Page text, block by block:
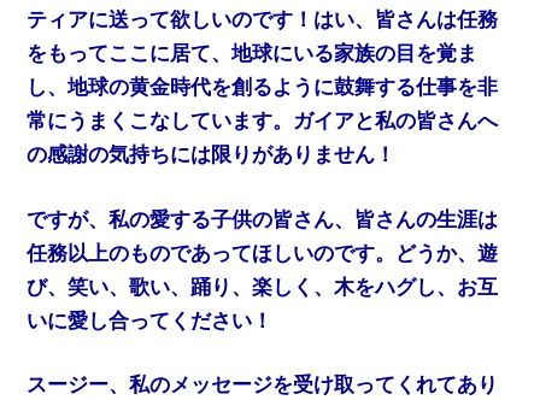
ティアに送って欲しいのです！はい、皆さんは任務
をもってここに居て、地球にいる家族の目を覚ま
し、地球の黄金時代を創るように鼓舞する仕事を非
常にうまくこなしています。ガイアと私の皆さんへ
の感謝の気持ちには限りがありません！
ですが、私の愛する子供の皆さん、皆さんの生涯は
任務以上のものであってほしいのです。どうか、遊
び、笑い、歌い、踊り、楽しく、木をハグし、お互
いに愛し合ってください！
スージー、私のメッセージを受け取ってくれてあり